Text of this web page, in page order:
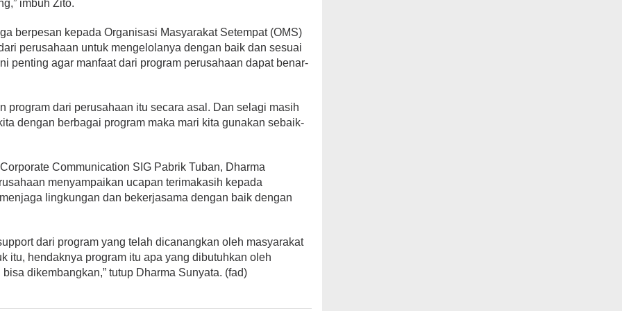
imbuh Zito.
berpesan kepada Organisasi Masyarakat Setempat (OMS)
perusahaan untuk mengelolanya dengan baik dan sesuai
penting agar manfaat dari program perusahaan dapat benar-
program dari perusahaan itu secara asal. Dan selagi masih
dengan berbagai program maka mari kita gunakan sebaik-
Communication SIG Pabrik Tuban, Dharma
menyampaikan ucapan terimakasih kepada
lingkungan dan bekerjasama dengan baik dengan
dari program yang telah dicanangkan oleh masyarakat
itu, hendaknya program itu apa yang dibutuhkan oleh
dikembangkan,” tutup Dharma Sunyata. (fad)